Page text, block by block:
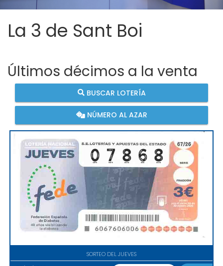
La 3 de Sant Boi
Últimos décimos a la venta
BUSCAR LOTERÍA
NÚMERO AL AZAR
SORTEO DEL JUEVES